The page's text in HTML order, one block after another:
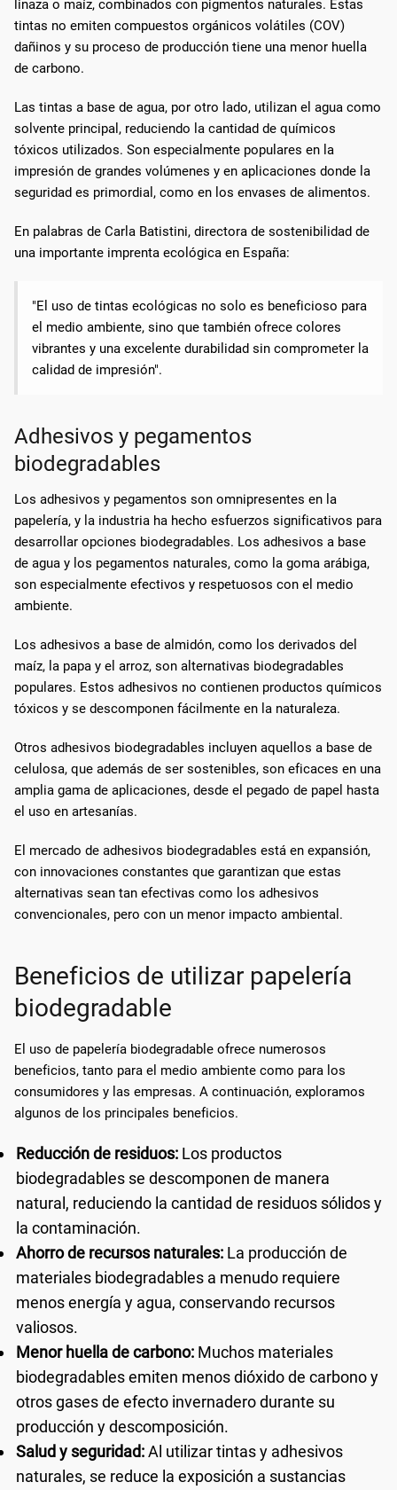
linaza o maíz, combinados con pigmentos naturales. Estas
tintas no emiten compuestos orgánicos volátiles (COV)
dañinos y su proceso de producción tiene una menor huella
de carbono.
Las tintas a base de agua, por otro lado, utilizan el agua como
solvente principal, reduciendo la cantidad de químicos
tóxicos utilizados. Son especialmente populares en la
impresión de grandes volúmenes y en aplicaciones donde la
seguridad es primordial, como en los envases de alimentos.
En palabras de Carla Batistini, directora de sostenibilidad de
una importante imprenta ecológica en España:
"El uso de tintas ecológicas no solo es beneficioso para
el medio ambiente, sino que también ofrece colores
vibrantes y una excelente durabilidad sin comprometer la
calidad de impresión".
Adhesivos y pegamentos
biodegradables
Los adhesivos y pegamentos son omnipresentes en la
papelería, y la industria ha hecho esfuerzos significativos para
desarrollar opciones biodegradables. Los adhesivos a base
de agua y los pegamentos naturales, como la goma arábiga,
son especialmente efectivos y respetuosos con el medio
ambiente.
Los adhesivos a base de almidón, como los derivados del
maíz, la papa y el arroz, son alternativas biodegradables
populares. Estos adhesivos no contienen productos químicos
tóxicos y se descomponen fácilmente en la naturaleza.
Otros adhesivos biodegradables incluyen aquellos a base de
celulosa, que además de ser sostenibles, son eficaces en una
amplia gama de aplicaciones, desde el pegado de papel hasta
el uso en artesanías.
El mercado de adhesivos biodegradables está en expansión,
con innovaciones constantes que garantizan que estas
alternativas sean tan efectivas como los adhesivos
convencionales, pero con un menor impacto ambiental.
Beneficios de utilizar papelería
biodegradable
El uso de papelería biodegradable ofrece numerosos
beneficios, tanto para el medio ambiente como para los
consumidores y las empresas. A continuación, exploramos
algunos de los principales beneficios.
Reducción de residuos: Los productos
biodegradables se descomponen de manera
natural, reduciendo la cantidad de residuos sólidos y
la contaminación.
Ahorro de recursos naturales: La producción de
materiales biodegradables a menudo requiere
menos energía y agua, conservando recursos
valiosos.
Menor huella de carbono: Muchos materiales
biodegradables emiten menos dióxido de carbono y
otros gases de efecto invernadero durante su
producción y descomposición.
Salud y seguridad:Al utilizar tintas y adhesivos
naturales, se reduce la exposición a sustancias